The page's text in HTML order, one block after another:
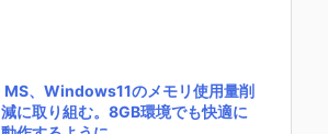
MS、Windows11のメモリ使用量削
減に取り組む。8GB環境でも快適に